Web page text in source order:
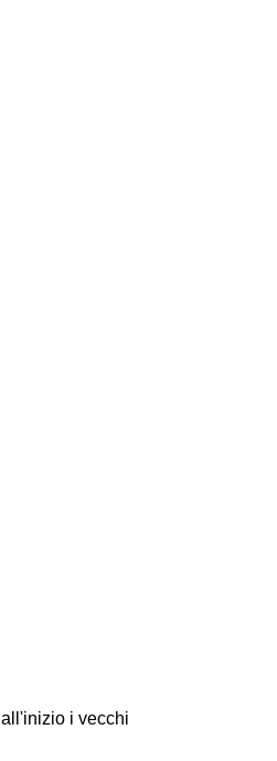
i vecchi